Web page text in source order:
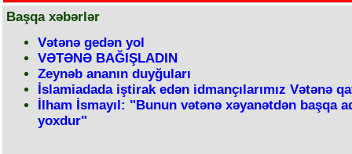
Başqa xəbərlər
Vətənə gedən yol
VƏTƏNƏ BAĞIŞLADIN
Zeynəb ananın duyğuları
İslamiadada iştirak edən idmançılarımız Vətənə
İlham İsmayıl: "Bunun vətənə xəyanətdən başqa
yoxdur"